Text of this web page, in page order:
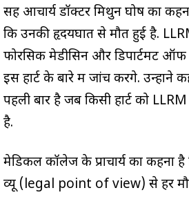
सह आचार्य डॉक्टर मिथुन घोष का
कि उनकी हृदयघात से मौत हुई है.
फोरेंसिक मेडीसिन और डिपार्टमेंट ऑफ
इस हार्ट के बारे में जांच करेंगे. उन्होंने
पहली बार है जब किसी हार्ट को
है.
मेडिकल कॉलेज के प्राचार्य का कहना
व्यू (legal point of view) से हर